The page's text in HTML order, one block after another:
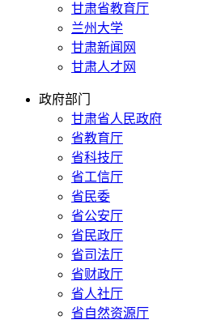
甘肃省教育厅
兰州大学
甘肃新闻网
甘肃人才网
政府部门
甘肃省人民政府
省教育厅
省科技厅
省工信厅
省民委
省公安厅
省民政厅
省司法厅
省财政厅
省人社厅
省自然资源厅